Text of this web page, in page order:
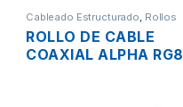
Cableado Estructurado, Rollos
ROLLO DE CABLE
COAXIAL ALPHA RG8